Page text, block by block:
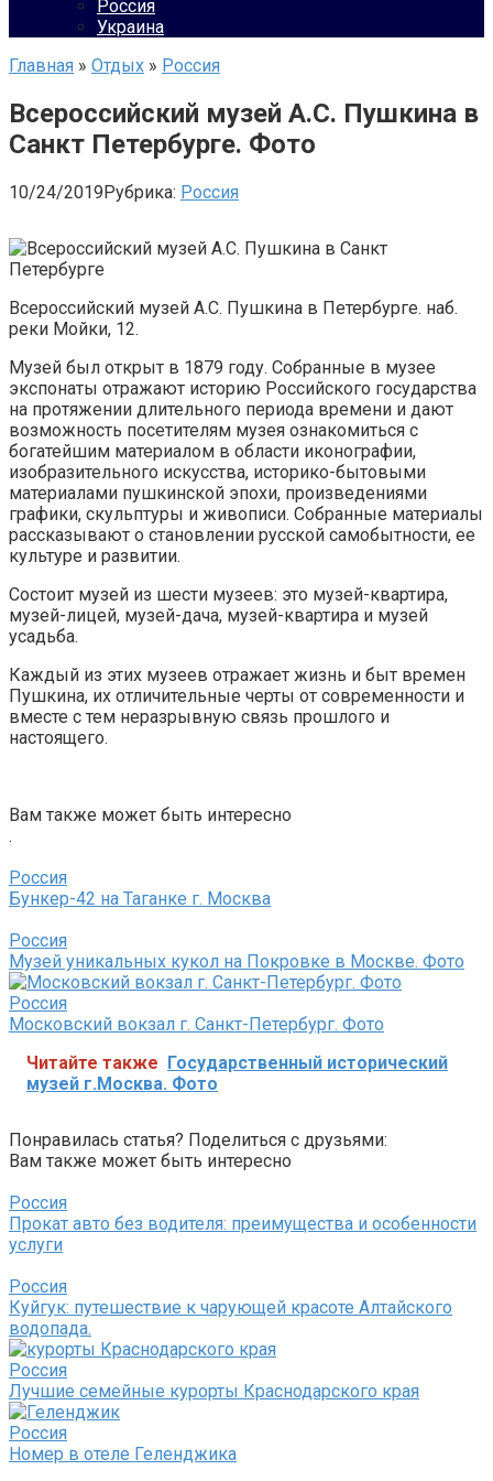
Россия
Украина
Главная » Отдых » Россия
Всероссийский музей А.С. Пушкина в
Санкт Петербурге. Фото
10/24/2019Рубрика: Россия
Всероссийский музей А.С. Пушкина в Петербурге. наб.
реки Мойки, 12.
Музей был открыт в 1879 году. Собранные в музее
экспонаты отражают историю Российского государства
на протяжении длительного периода времени и дают
возможность посетителям музея ознакомиться с
богатейшим материалом в области иконографии,
изобразительного искусства, историко-бытовыми
материалами пушкинской эпохи, произведениями
графики, скульптуры и живописи. Собранные материалы
рассказывают о становлении русской самобытности, ее
культуре и развитии.
Состоит музей из шести музеев: это музей-квартира,
музей-лицей, музей-дача, музей-квартира и музей
усадьба.
Каждый из этих музеев отражает жизнь и быт времен
Пушкина, их отличительные черты от современности и
вместе с тем неразрывную связь прошлого и
настоящего.
Вам также может быть интересно
.
Россия
Бункер-42 на Таганке г. Москва
Россия
Музей уникальных кукол на Покровке в Москве. Фото
Россия
Московский вокзал г. Санкт-Петербург. Фото
Читайте также Государственный исторический
музей г.Москва. Фото
Понравилась статья? Поделиться с друзьями:
Вам также может быть интересно
Россия
Прокат авто без водителя: преимущества и особенности
услуги
Россия
Куйгук: путешествие к чарующей красоте Алтайского
водопада.
Россия
Лучшие семейные курорты Краснодарского края
Россия
Номер в отеле Геленджика